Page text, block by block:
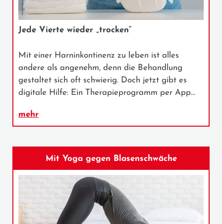
Jede Vierte wieder „trocken“
Mit einer Harninkontinenz zu leben ist alles
andere als angenehm, denn die Behandlung
gestaltet sich oft schwierig. Doch jetzt gibt es
digitale Hilfe: Ein Therapieprogramm per App…
mehr
Mit Yoga gegen Blasenschwäche